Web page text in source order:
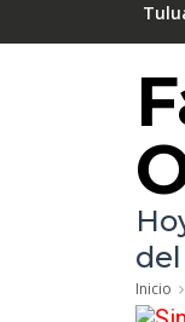
Inicio